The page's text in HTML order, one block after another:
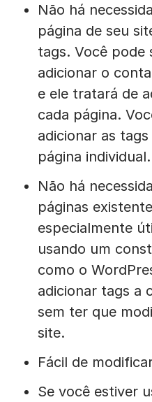
Não há
página de seu
tags. Você pode
adicionar o
e ele tratará de
cada página.
adicionar as
página individual.
Não há
páginas
especialmente
usando um
como o
adicionar tags a
sem ter que
site.
Fácil de
Se você estiver